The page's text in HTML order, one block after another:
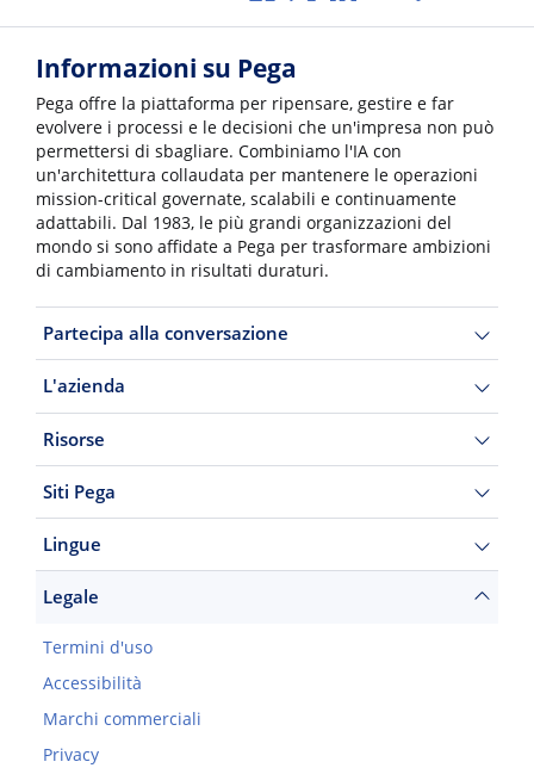
Informazioni su Pega
Pega offre la piattaforma per ripensare, gestire e far
evolvere i processi e le decisioni che un'impresa non può
permettersi di sbagliare. Combiniamo l'IA con
un'architettura collaudata per mantenere le operazioni
mission-critical governate, scalabili e continuamente
adattabili. Dal 1983, le più grandi organizzazioni del
mondo si sono affidate a Pega per trasformare ambizioni
di cambiamento in risultati duraturi.
Partecipa alla conversazione
L'azienda
Risorse
Siti Pega
Lingue
Legale
Termini d'uso
Accessibilità
Marchi commerciali
Privacy